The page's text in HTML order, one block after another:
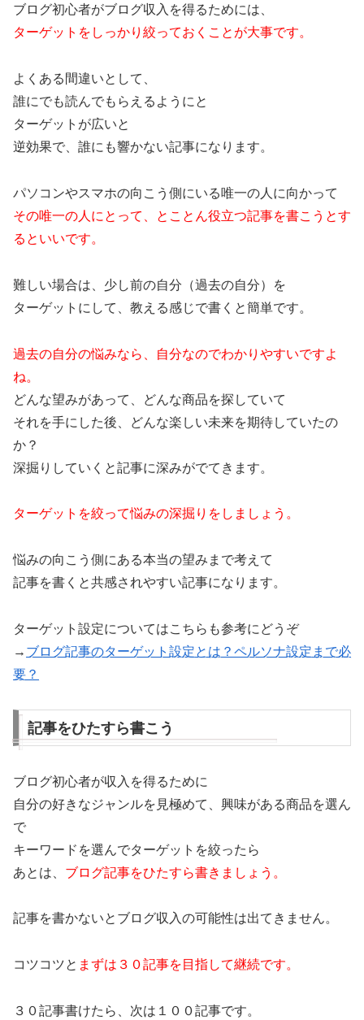
ブログ初心者がブログ収入を得るためには、
ターゲットをしっかり絞っておくことが大事です。
よくある間違いとして、
誰にでも読んでもらえるようにと
ターゲットが広いと
逆効果で、誰にも響かない記事になります。
パソコンやスマホの向こう側にいる唯一の人に向かって
その唯一の人にとって、とことん役立つ記事を書こうとす
るといいです。
難しい場合は、少し前の自分（過去の自分）を
ターゲットにして、教える感じで書くと簡単です。
過去の自分の悩みなら、自分なのでわかりやすいですよ
ね。
どんな望みがあって、どんな商品を探していて
それを手にした後、どんな楽しい未来を期待していたの
か？
深掘りしていくと記事に深みがでてきます。
ターゲットを絞って悩みの深掘りをしましょう。
悩みの向こう側にある本当の望みまで考えて
記事を書くと共感されやすい記事になります。
ターゲット設定についてはこちらも参考にどうぞ
→ ブログ記事のターゲット設定とは？ペルソナ設定まで必
要？
記事をひたすら書こう
ブログ初心者が収入を得るために
自分の好きなジャンルを見極めて、興味がある商品を選ん
で
キーワードを選んでターゲットを絞ったら
あとは、 ブログ記事をひたすら書きましょう。
記事を書かないとブログ収入の可能性は出てきません。
コツコツと まずは３０記事を目指して継続です。
３０記事書けたら、次は１００記事です。